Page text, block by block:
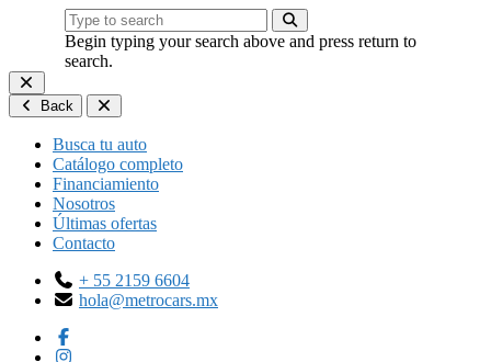
Begin typing your search above and press return to
search.
Back
Busca tu auto
Catálogo completo
Financiamiento
Nosotros
Últimas ofertas
Contacto
+ 55 2159 6604
hola@metrocars.mx